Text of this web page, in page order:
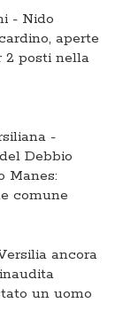
- Nido
aperte
2 posti nella
-
Debbio
Manes:
comune
ancora
un uomo